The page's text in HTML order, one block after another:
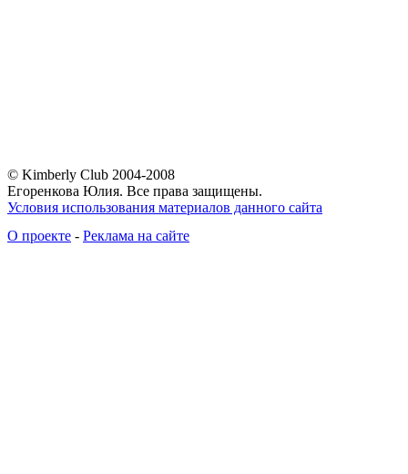
© Kimberly Club 2004-2008
Егоренкова Юлия. Все права защищены.
Условия использования материалов данного сайта
О проекте - Реклама на сайте